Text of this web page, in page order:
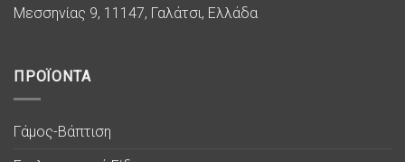
Μεσσηνίας 9, 11147, Γαλάτσι, Ελλάδα
ΠΡΟΪΟΝΤΑ
Γάμος-Βάπτιση